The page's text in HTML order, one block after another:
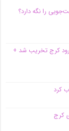
را نگه دارد؟
کرج تخریب شد +